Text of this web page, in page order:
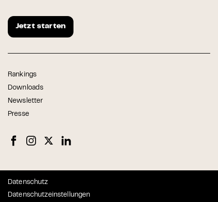
Jetzt starten
Rankings
Downloads
Newsletter
Presse
Datenschutz
Datenschutzeinstellungen